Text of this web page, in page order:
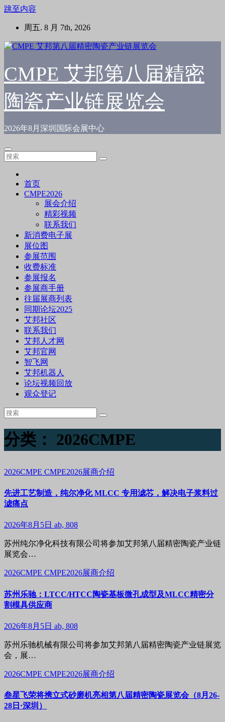
跳至内容
周五. 8 月 7th, 2026
CMPE 艾邦第八届精密
陶瓷产业链展览会
2026年8月深圳国际会展中心
首页
CMPE2026
展会介绍
精彩视频
联系我们
新消费电子展
展位图
参展范围
收费标准
参展报名
参展商手册
往届展商列表
同期论坛2025
艾邦社区
联系我们
艾邦人才网
艾邦官网
智飞网
艾邦机器人
论坛视频回放
观众登记
分类： 2026CMPE
2026CMPE CMPE2026展商介绍
先进工艺制造，纯尔净化 MLCC 专用滤芯，解决电子浆料过
滤痛点
2026年8月5日 ab, 808
苏州纯尔净化科技有限公司将参加艾邦第八届精密陶瓷产业链
展览会…
2026CMPE CMPE2026展商介绍
苏州乐驰：LTCC/HTCC陶瓷基板微孔成型及MLCC精密分
割模具供应商
2026年8月5日 ab, 808
苏州乐驰机械有限公司将参加艾邦第八届精密陶瓷产业链展览
会，展…
2026CMPE CMPE2026展商介绍
叁星飞荣将携立式砂磨机亮相第八届精密陶瓷展览会（8月26-
28日·深圳）